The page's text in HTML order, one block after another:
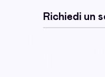
Richiedi un